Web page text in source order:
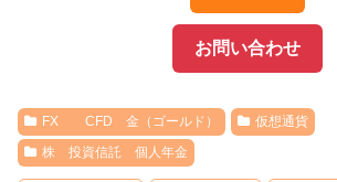
お問い合わせ
FX CFD 金（ゴールド）
仮想通貨
株 投資信託 個人年金